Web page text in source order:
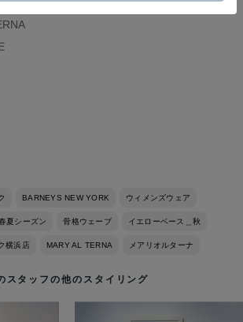
BARNEYS NEW YORK ウィメンズウェア
夏シーズン 骨格ウェーブ イエローベース＿秋
横浜店 MARY AL TERNA メアリオルターナ
スタッフの他のスタイリング